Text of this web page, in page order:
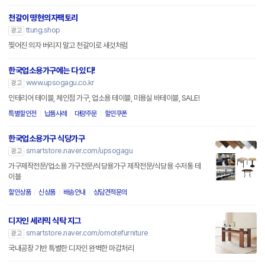
천갈이 떵현의자팩토리
광고 ttung.shop
찢어진 의자 버리지 말고 천갈이로 새것처럼
한국업소용가구에는 다 있다!
광고 www.upsogagu.co.kr
인테리어 테이블, 체인점 가구, 업소용 테이블, 미용실 바테이블, SALE!
특별할인전 납품사례 대량주문 할인쿠폰
한국업소용가구 식당가구
광고 smartstore.naver.com/upsogagu
가구제작전문/업소용 가구전문/식당용가구 제작전문/식당용 수저통 테
이블
할인상품 신상품 배송안내 상담견적문의
디자인 세라믹 식탁 지그
광고 smartstore.naver.com/ornotefurniture
국내공장 기반 특별한 디자인 완벽한 마감처리